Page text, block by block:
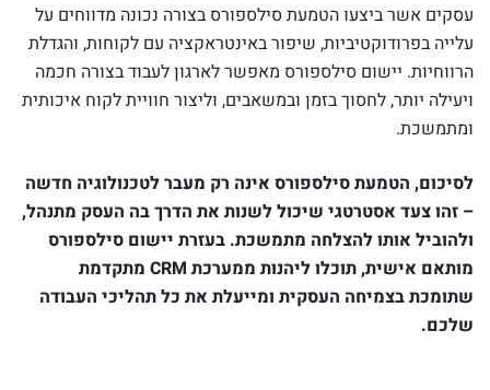
עסקים אשר ביצעו הטמעת סילספורס בצורה נכונה מדווחים על
עלייה בפרודוקטיביות, שיפור באינטראקציה עם לקוחות, והגדלת
הרווחיות. יישום סילספורס מאפשר לארגון לעבוד בצורה חכמה
ויעילה יותר, לחסוך בזמן ובמשאבים, וליצור חוויית לקוח איכותית
ומתמשכת.
לסיכום, הטמעת סילספורס אינה רק מעבר לטכנולוגיה חדשה
– זהו צעד אסטרטגי שיכול לשנות את הדרך בה העסק מתנהל,
ולהוביל אותו להצלחה מתמשכת. בעזרת יישום סילספורס
מותאם אישית, תוכלו ליהנות ממערכת CRM מתקדמת
שתומכת בצמיחה העסקית ומייעלת את כל תהליכי העבודה
שלכם.